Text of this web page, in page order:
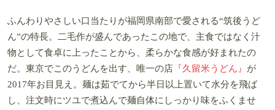
ふんわりやさしい口当たりが福岡県南部で愛される“筑後うど
ん”の特長。二毛作が盛んであったこの地で、主食ではなく汁
物として食卓に上ったことから、柔らかな食感が好まれたの
だ。東京でこのうどんを出す、唯一の店 『久留米うどん』 が
2017年お目見え。麺は茹でてから半日以上置いて水分を飛ば
し、注文時にツユで煮込んで麺自体にしっかり味をふくませ